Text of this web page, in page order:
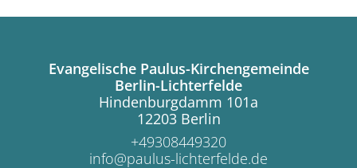
Evangelische Paulus-Kirchengemeinde
Berlin-Lichterfelde
Hindenburgdamm 101a
12203 Berlin
+49308449320
info@paulus-lichterfelde.de